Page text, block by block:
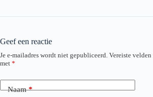
Geef een reactie
Je e-mailadres wordt niet gepubliceerd. Vereiste
met *
Naam*